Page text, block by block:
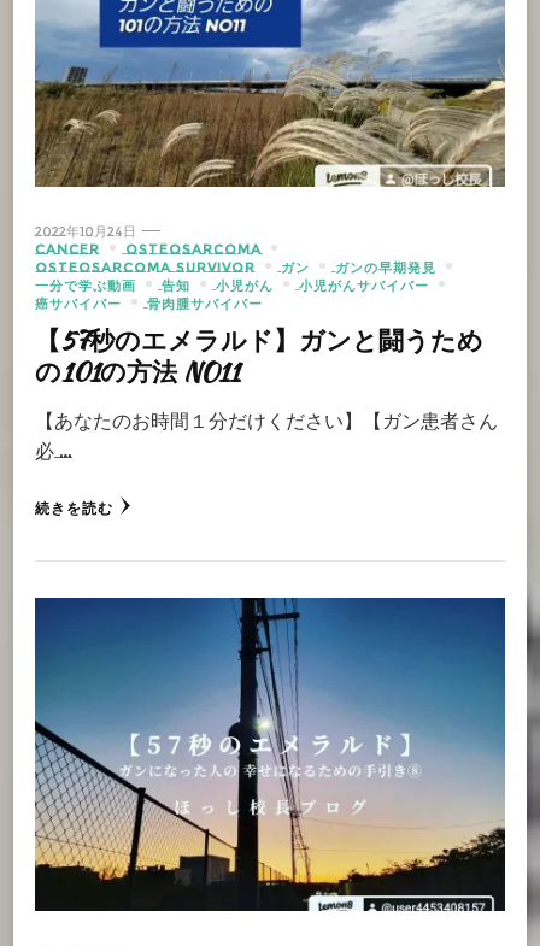
2022年10月24日
CANCER
OSTEOSARCOMA
OSTEOSARCOMA SURVIVOR
ガン
ガンの早期発見
一分で学ぶ動画
告知 小児がん
小児がんサバイバー
癌サバイバー
骨肉腫サバイバー
【57秒のエメラルド】ガンと闘うため
の101の方法 NO11
【あなたのお時間１分だけください】【ガン患者さん
必 …
続きを読む